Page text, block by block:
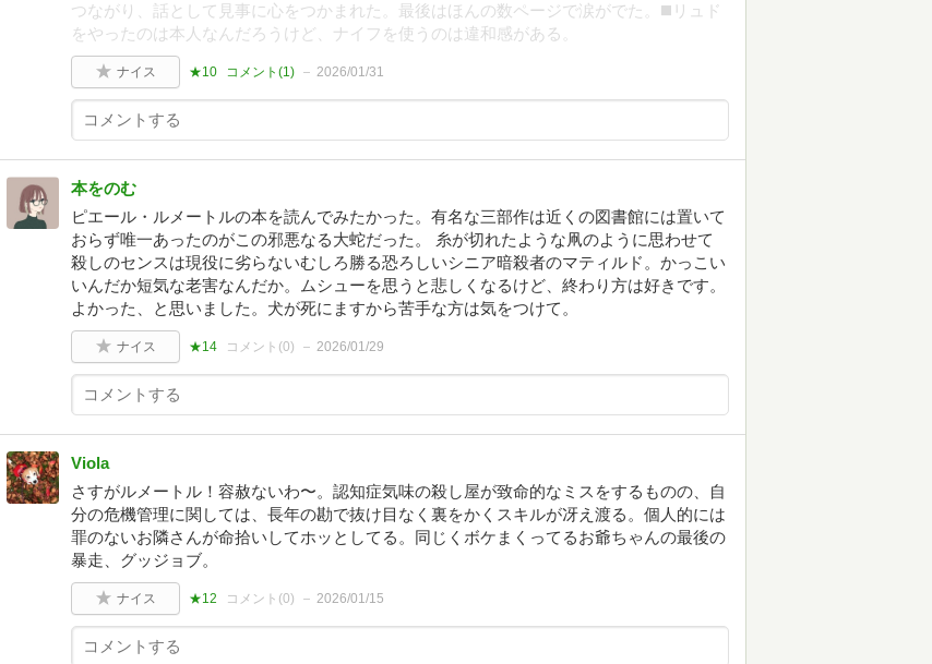
つながり、話として見事に心をつかまれた。最後はほんの数ページで涙がでた。◼️リュド
をやったのは本人なんだろうけど、ナイフを使うのは違和感がある。
ナイス ★10 コメント(1) 2026/01/31
本をのむ
ピエール・ルメートルの本を読んでみたかった。有名な三部作は近くの図書館には置いて
おらず唯一あったのがこの邪悪なる大蛇だった。 糸が切れたような凧のように思わせて
殺しのセンスは現役に劣らないむしろ勝る恐ろしいシニア暗殺者のマティルド。かっこい
いんだか短気な老害なんだか。ムシューを思うと悲しくなるけど、終わり方は好きです。
よかった、と思いました。犬が死にますから苦手な方は気をつけて。
ナイス ★14 コメント(0) 2026/01/29
Viola
さすがルメートル！容赦ないわ〜。認知症気味の殺し屋が致命的なミスをするものの、自
分の危機管理に関しては、長年の勘で抜け目なく裏をかくスキルが冴え渡る。個人的には
罪のないお隣さんが命拾いしてホッとしてる。同じくボケまくってるお爺ちゃんの最後の
暴走、グッジョブ。
ナイス ★12 コメント(0) 2026/01/15